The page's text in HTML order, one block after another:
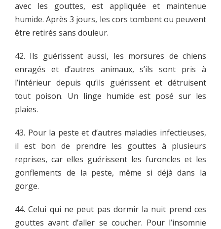
avec les gouttes, est appliquée et maintenue
humide. Après 3 jours, les cors tombent ou peuvent
être retirés sans douleur.
42. Ils guérissent aussi, les morsures de chiens
enragés et d’autres animaux, s’ils sont pris à
l’intérieur depuis qu’ils guérissent et détruisent
tout poison. Un linge humide est posé sur les
plaies.
43. Pour la peste et d’autres maladies infectieuses,
il est bon de prendre les gouttes à plusieurs
reprises, car elles guérissent les furoncles et les
gonflements de la peste, même si déjà dans la
gorge.
44. Celui qui ne peut pas dormir la nuit prend ces
gouttes avant d’aller se coucher. Pour l’insomnie